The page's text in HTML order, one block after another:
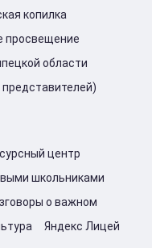
копилка
просвещение
области
центр
школьниками
о важном
Яндекс Лицей